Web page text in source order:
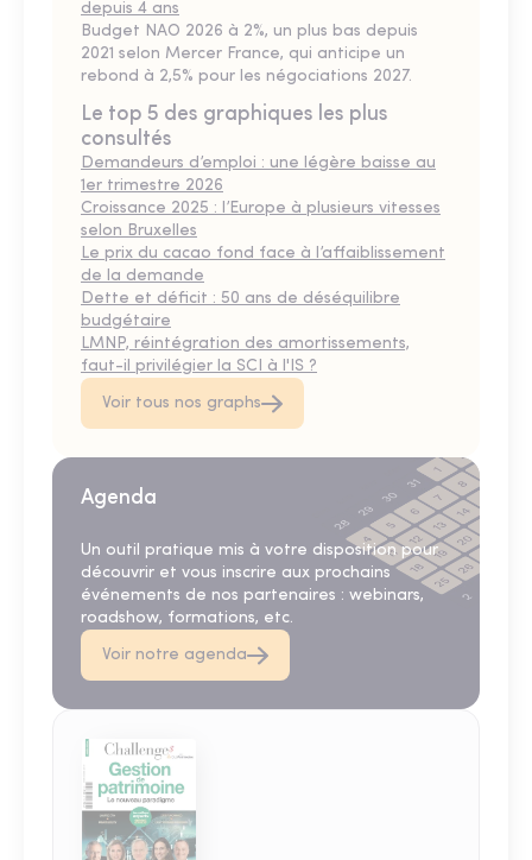
depuis 4 ans
Budget NAO 2026 à 2%, un plus bas depuis
2021 selon Mercer France, qui anticipe un
rebond à 2,5% pour les négociations 2027.
Le top 5 des graphiques les plus
consultés
Demandeurs d’emploi : une légère baisse au
1er trimestre 2026
Croissance 2025 : l’Europe à plusieurs vitesses
selon Bruxelles
Le prix du cacao fond face à l’affaiblissement
de la demande
Dette et déficit : 50 ans de déséquilibre
budgétaire
LMNP, réintégration des amortissements,
faut-il privilégier la SCI à l'IS ?
Voir tous nos graphs
Agenda
Un outil pratique mis à votre disposition pour
découvrir et vous inscrire aux prochains
événements de nos partenaires : webinars,
roadshow, formations, etc.
Voir notre agenda